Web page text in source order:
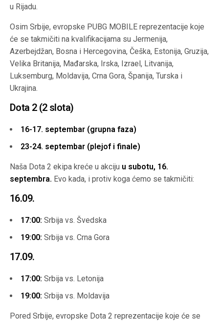
u Rijadu.
Osim Srbije, evropske PUBG MOBILE reprezentacije koje
će se takmičiti na kvalifikacijama su Jermenija,
Azerbejdžan, Bosna i Hercegovina, Češka, Estonija, Gruzija,
Velika Britanija, Mađarska, Irska, Izrael, Litvanija,
Luksemburg, Moldavija, Crna Gora, Španija, Turska i
Ukrajina.
Dota 2 (2 slota)
16-17. septembar (grupna faza)
23-24. septembar (plejof i finale)
Naša Dota 2 ekipa kreće u akciju u subotu, 16.
septembra. Evo kada, i protiv koga ćemo se takmičiti:
16.09.
17:00: Srbija vs. Švedska
19:00: Srbija vs. Crna Gora
17.09.
17:00: Srbija vs. Letonija
19:00: Srbija vs. Moldavija
Pored Srbije, evropske Dota 2 reprezentacije koje će se